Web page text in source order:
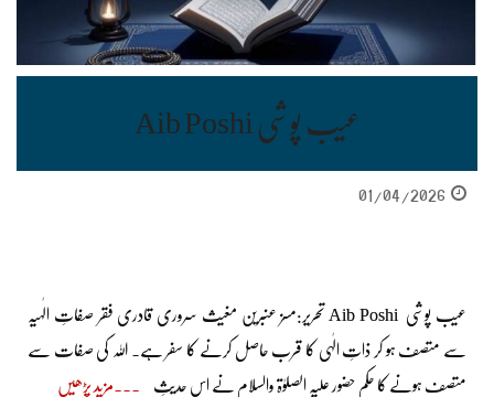
عیب پوشی Aib Poshi
01/04/2026
عیب پوشی Aib Poshi تحریر:مسز عنبرین مغیث سروری قادری فقر صفاتِ الٰہیہ
سے متصف ہو کر ذاتِ الٰہی کا قرب حاصل کرنے کا سفر ہے۔ اللہ کی صفات سے
متصف ہونے کا حکم حضور علیہ الصلوٰۃ والسلام نے اس حدیثِ مزید پڑھیں